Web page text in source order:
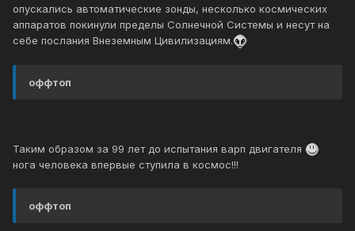
опускались автоматические зонды, несколько космических
аппаратов покинули пределы Солнечной Системы и несут на
себе послания Внеземным Цивилизациям.
оффтоп
Таким образом за 99 лет до испытания варп двигателя
нога человека впервые ступила в космос!!!
оффтоп